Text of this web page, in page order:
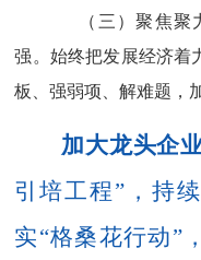
（三）聚焦
强。 始终把发展经济着
板、强弱项、解难题，
加大龙头企
引培工程” ，持
实“格桑花行动”